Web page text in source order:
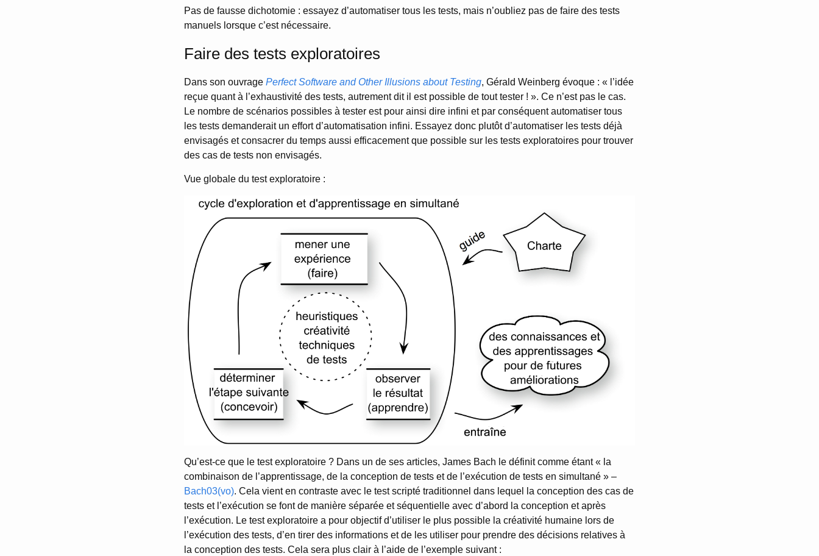
Pas de fausse dichotomie : essayez d’automatiser tous les tests, mais n’oubliez pas de faire des tests
manuels lorsque c’est nécessaire.
Faire des tests exploratoires
Dans son ouvrage Perfect Software and Other Illusions about Testing, Gérald Weinberg évoque : « l’idée
reçue quant à l’exhaustivité des tests, autrement dit il est possible de tout tester ! ». Ce n’est pas le cas.
Le nombre de scénarios possibles à tester est pour ainsi dire infini et par conséquent automatiser tous
les tests demanderait un effort d’automatisation infini. Essayez donc plutôt d’automatiser les tests déjà
envisagés et consacrer du temps aussi efficacement que possible sur les tests exploratoires pour trouver
des cas de tests non envisagés.
Vue globale du test exploratoire :
Qu’est-ce que le test exploratoire ? Dans un de ses articles, James Bach le définit comme étant « la
combinaison de l’apprentissage, de la conception de tests et de l’exécution de tests en simultané » –
Bach03(vo). Cela vient en contraste avec le test scripté traditionnel dans lequel la conception des cas de
tests et l’exécution se font de manière séparée et séquentielle avec d’abord la conception et après
l’exécution. Le test exploratoire a pour objectif d’utiliser le plus possible la créativité humaine lors de
l’exécution des tests, d’en tirer des informations et de les utiliser pour prendre des décisions relatives à
la conception des tests. Cela sera plus clair à l’aide de l’exemple suivant :